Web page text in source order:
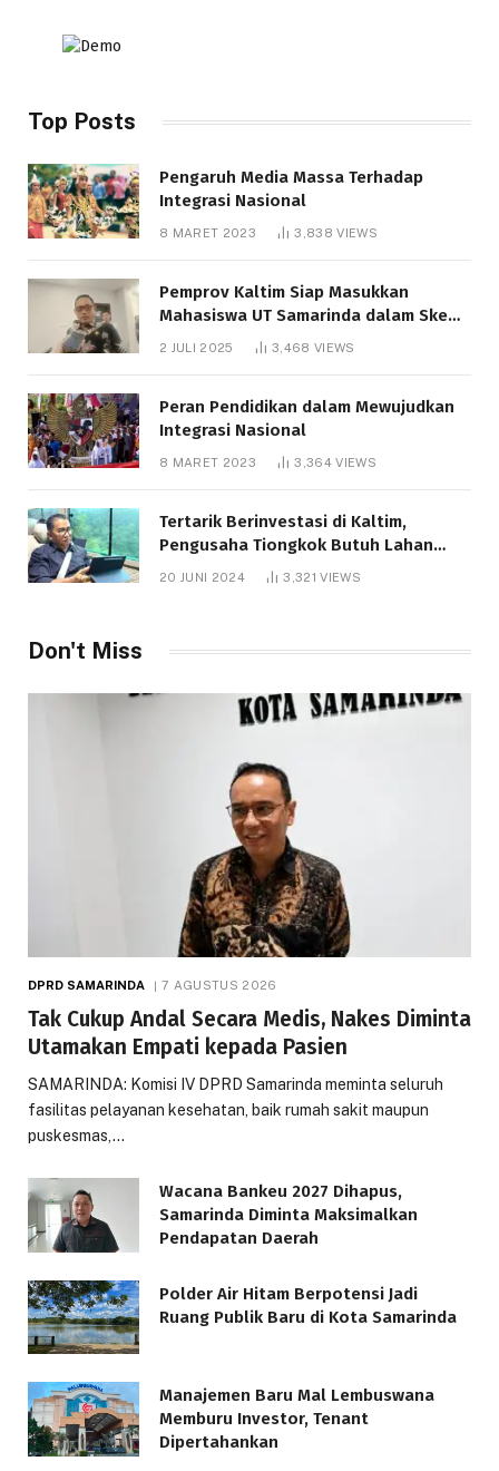
Top Posts
Pengaruh Media Massa Terhadap
Integrasi Nasional
8 MARET 2023 3,838VIEWS
Pemprov Kaltim Siap Masukkan
Mahasiswa UT Samarinda dalam Skema
Bantuan Pendidikan Gratispol
2 JULI 2025 3,468 VIEWS
Peran Pendidikan dalam Mewujudkan
Integrasi Nasional
8 MARET 2023 3,364VIEWS
Tertarik Berinvestasi di Kaltim,
Pengusaha Tiongkok Butuh Lahan
1.000 Hektare
20 JUNI 2024 3,321VIEWS
Don't Miss
DPRD SAMARINDA 7 AGUSTUS 2026
Tak Cukup Andal Secara Medis, Nakes Diminta
Utamakan Empati kepada Pasien
SAMARINDA: Komisi IV DPRD Samarinda meminta seluruh
fasilitas pelayanan kesehatan, baik rumah sakit maupun
puskesmas,…
Wacana Bankeu 2027 Dihapus,
Samarinda Diminta Maksimalkan
Pendapatan Daerah
Polder Air Hitam Berpotensi Jadi
Ruang Publik Baru di Kota Samarinda
Manajemen Baru Mal Lembuswana
Memburu Investor, Tenant
Dipertahankan